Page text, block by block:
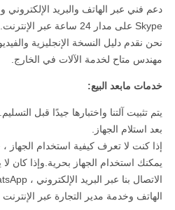
Skype على مدار 24 ساعة عبر الإنترنت.
نحن نقدم دليل النسخة الإنجليزية
مهندس متاح لخدمة الآلات في الخارج.
خدمات مابعد البيع:
يتم تثبيت آلتنا واختبارها جيدًا قبل
بعد استلام الجهاز.
إذا كنت لا تعرف كيفية استخدام الجهاز
يمكنك استخدام الجهاز بحرية.وإذا كان
الهاتف وخدمة مدير التجارة عبر